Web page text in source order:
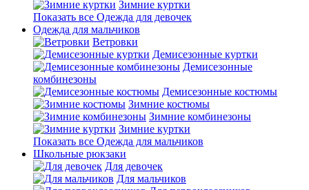
Зимние куртки
Показать все Одежда для девочек
Одежда для мальчиков
Ветровки
Демисезонные куртки
Демисезонные
комбинезоны
Демисезонные костюмы
Зимние костюмы
Зимние комбинезоны
Зимние куртки
Показать все Одежда для мальчиков
Школьные рюкзаки
Для девочек
Для мальчиков